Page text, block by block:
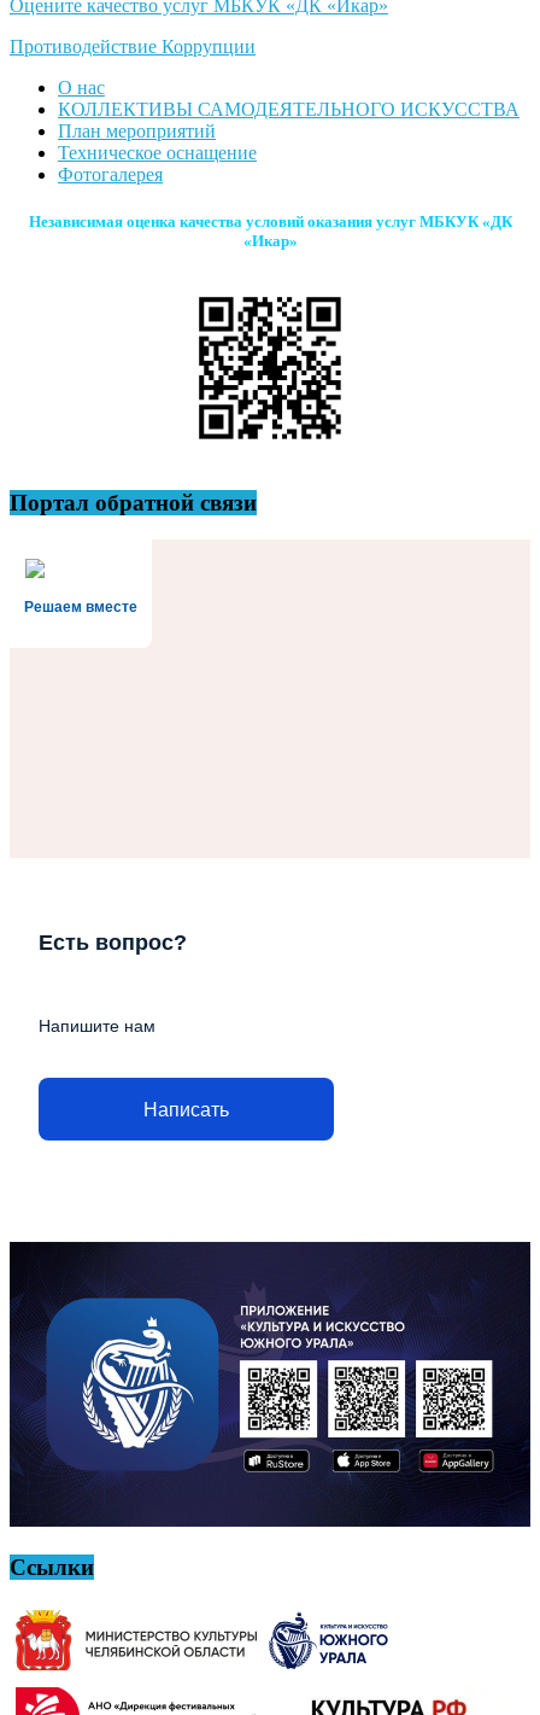
Оцените качество услуг МБКУК «ДК «Икар»
Противодействие Коррупции
О нас
КОЛЛЕКТИВЫ САМОДЕЯТЕЛЬНОГО ИСКУССТВА
План мероприятий
Техническое оснащение
Фотогалерея
Независимая оценка качества условий оказания услуг МБКУК «ДК
«Икар»
Портал обратной связи
Решаем вместе
Есть вопрос?
Напишите нам
Написать
Ссылки